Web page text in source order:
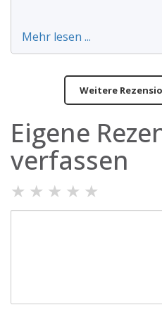
Mehr lesen ...
Weitere
Eigene
verfassen
★ ★ ★ ★ ★